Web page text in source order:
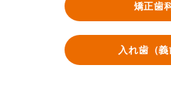
矯正歯
入れ歯（義